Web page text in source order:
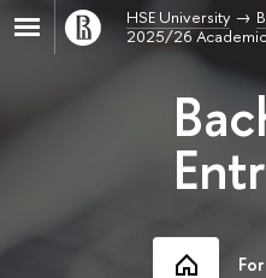
HSE University
2025/26